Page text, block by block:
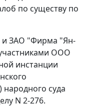
по существу по
и ЗАО "Фирма "Ян-
ООО
инстанции
суда
N 2-276.